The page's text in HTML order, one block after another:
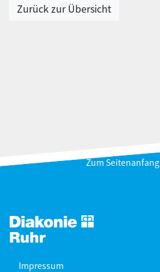
Zurück zur Übersicht
Zum Seitenanfang
Impressum